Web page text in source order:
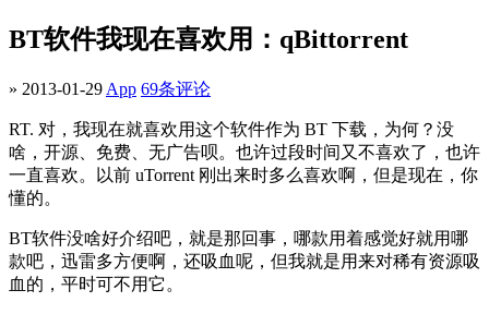
BT软件我现在喜欢用：qBittorrent
» 2013-01-29 App 69条评论
RT. 对，我现在就喜欢用这个软件作为 BT 下载，为何？没
啥，开源、免费、无广告呗。也许过段时间又不喜欢了，也许
一直喜欢。以前 uTorrent 刚出来时多么喜欢啊，但是现在，你
懂的。
BT软件没啥好介绍吧，就是那回事，哪款用着感觉好就用哪
款吧，迅雷多方便啊，还吸血呢，但我就是用来对稀有资源吸
血的，平时可不用它。